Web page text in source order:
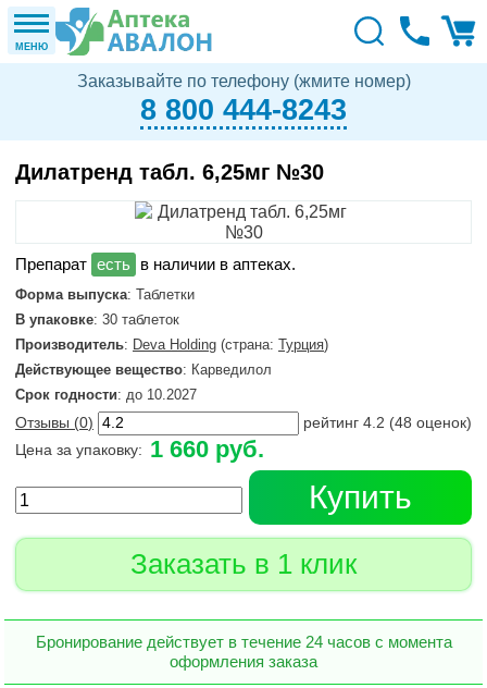
МЕНЮ
Заказывайте по телефону (жмите номер)
8 800 444-8243
Дилатренд табл. 6,25мг №30
в наличии в аптеках.
Форма выпуска: Таблетки
В упаковке: 30 таблеток
Производитель: Deva Holding (страна: Турция)
Действующее вещество: Карведилол
Срок годности: до 10.2027
Отзывы (0) рейтинг 4.2 (48 оценок)
Цена за упаковку: 1 660 руб.
Купить
Заказать в 1 клик
Бронирование действует в течение 24 часов с момента
оформления заказа